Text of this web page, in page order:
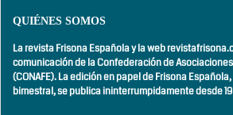
QUIÉNES SOMOS
La revista Frisona Española y la web
comunicación de la Confederación de
(CONAFE). La edición en papel de Frisona
bimestral,se publica ininterrumpidamente desde